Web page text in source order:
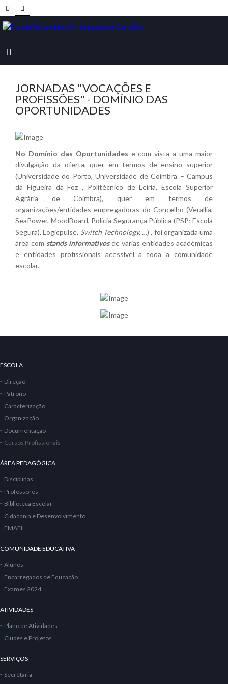
JORNADAS "VOCAÇÕES E
PROFISSÕES" - DOMÍNIO DAS
OPORTUNIDADES
No Domínio das Oportunidades e com vista a uma maior
divulgação da oferta, quer em termos de ensino superior
(Universidade do Porto, Universidade de Coimbra – Campus
da Figueira da Foz , Politécnico de Leiria, Escola Superior
Agrária de Coimbra), quer em termos de
organizações/entidades empregadoras do Concelho (Verallia,
SeaPower, MoodBoard, Policia Segurança Pública (PSP; Escola
Segura), Logicpulse, Switch Technology, …) , foi organizada uma
área com stands informativosde várias entidades académicas
e entidades profissionais acessível a toda a comunidade
escolar.
ESCOLA
Direção
Patrono
Caracterização
Organização
Documentação
Cursos Profissionais
ÁREA PEDAGÓGICA
Disciplinas
Professores
Biblioteca Escolar
Cidadania e Desenvolvimento
EMAEI
COMUNIDADE EDUCATIVA
Alunos
Encarregados de Educação
Exames 2024
ATIVIDADES
Plano de Atividades
Clubes e Projetos
SERVIÇOS
Secretaria